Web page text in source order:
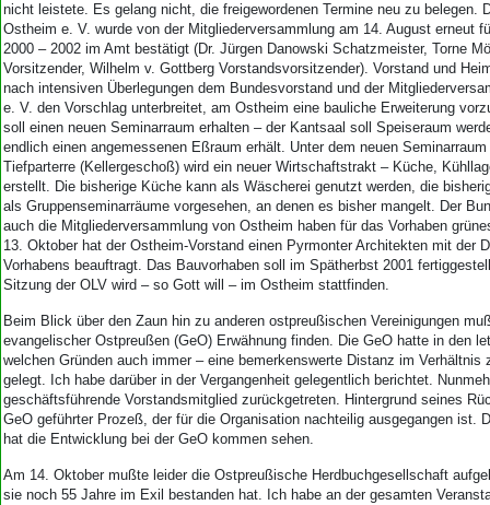
nicht leistete. Es gelang nicht, die freigewordenen Termine neu zu belegen.
Ostheim e. V. wurde von der Mitgliederversammlung am 14. August erneut
2000 – 2002 im Amt bestätigt (Dr. Jürgen Danowski Schatzmeister, Torne
Vorsitzender, Wilhelm v. Gottberg Vorstandsvorsitzender). Vorstand und
nach intensiven Überlegungen dem Bundesvorstand und der
e. V. den Vorschlag unterbreitet, am Ostheim eine bauliche Erweiterung
soll einen neuen Seminarraum erhalten – der Kantsaal soll Speiseraum
endlich einen angemessenen Eßraum erhält. Unter dem neuen
Tiefparterre (Kellergeschoß) wird ein neuer Wirtschaftstrakt – Küche,
erstellt. Die bisherige Küche kann als Wäscherei genutzt werden, die
als Gruppenseminarräume vorgesehen, an denen es bisher mangelt. Der
auch die Mitgliederversammlung von Ostheim haben für das Vorhaben
13. Oktober hat der Ostheim-Vorstand einen Pyrmonter Architekten mit der
Vorhabens beauftragt. Das Bauvorhaben soll im Spätherbst 2001
Sitzung der OLV wird – so Gott will – im Ostheim stattfinden.
Beim Blick über den Zaun hin zu anderen ostpreußischen Vereinigungen
evangelischer Ostpreußen (GeO) Erwähnung finden. Die GeO hatte in den
welchen Gründen auch immer – eine bemerkenswerte Distanz im Verhältnis
gelegt. Ich habe darüber in der Vergangenheit gelegentlich berichtet.
geschäftsführende Vorstandsmitglied zurückgetreten. Hintergrund seines
GeO geführter Prozeß, der für die Organisation nachteilig ausgegangen ist.
hat die Entwicklung bei der GeO kommen sehen.
Am 14. Oktober mußte leider die Ostpreußische Herdbuchgesellschaft
sie noch 55 Jahre im Exil bestanden hat. Ich habe an der gesamten